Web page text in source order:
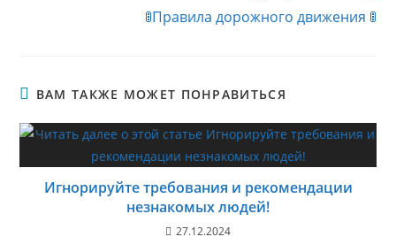
🚦Правила дорожного движения 🚦
ВАМ ТАКЖЕ МОЖЕТ ПОНРАВИТЬСЯ
Игнорируйте требования и рекомендации
незнакомых людей!
27.12.2024